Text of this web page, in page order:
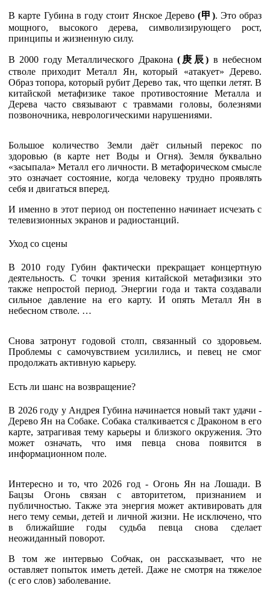
В карте Губина в году стоит Янское Дерево (甲 ). Это образ
мощного, высокого дерева, символизирующего рост,
принципы и жизненную силу.
В 2000 году Металлического Дракона ( 庚 辰) в небесном
стволе приходит Металл Ян, который «атакует» Дерево.
Образ топора, который рубит Дерево так, что щепки летят. В
китайской метафизике такое противостояние Металла и
Дерева часто связывают с травмами головы, болезнями
позвоночника, неврологическими нарушениями.
Большое количество Земли даёт сильный перекос по
здоровью (в карте нет Воды и Огня). Земля буквально
«засыпала» Металл его личности.В метафорическом смысле
это означает состояние, когда человеку трудно проявлять
себя и двигаться вперед.
И именно в этот период он постепенно начинает исчезать с
телевизионных экранов и радиостанций.
Уход со сцены
В 2010 году Губин фактически прекращает концертную
деятельность.С точки зрения китайской метафизики это
также непростой период. Энергии года и такта создавали
сильное давление на его карту. И опять Металл Ян в
небесном стволе. …
Снова затронут годовой столп, связанный со здоровьем.
Проблемы с самочувствием усилились, и певец не смог
продолжать активную карьеру.
Есть ли шанс на возвращение?
В 2026 году у Андрея Губина начинается новый такт удачи -
Дерево Ян на Собаке.Собака сталкивается с Драконом в его
карте, затрагивая тему карьеры и близкого окружения. Это
может означать, что имя певца снова появится в
информационном поле.
Интересно и то, что 2026 год - Огонь Ян на Лошади. В
Бацзы Огонь связан с авторитетом, признанием и
публичностью. Также эта энергия может активировать для
него тему семьи, детей и личной жизни. Не исключено, что
в ближайшие годы судьба певца снова сделает
неожиданный поворот.
В том же интервью Собчак, он рассказывает, что не
оставляет попыток иметь детей. Даже не смотря на тяжелое
(с его слов) заболевание.